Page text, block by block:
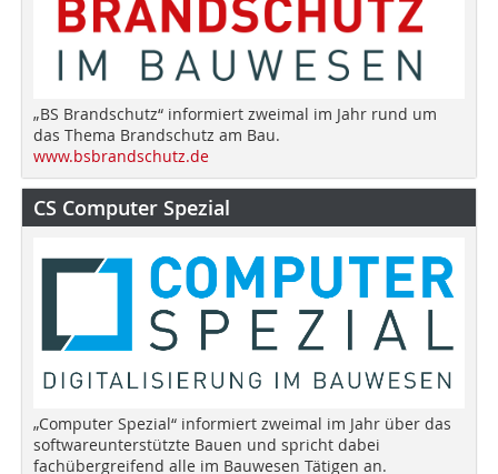
„BS Brandschutz“ informiert zweimal im Jahr rund um
das Thema Brandschutz am Bau.
www.bsbrandschutz.de
CS Computer Spezial
„Computer Spezial“ informiert zweimal im Jahr über das
softwareunterstützte Bauen und spricht dabei
fachübergreifend alle im Bauwesen Tätigen an.